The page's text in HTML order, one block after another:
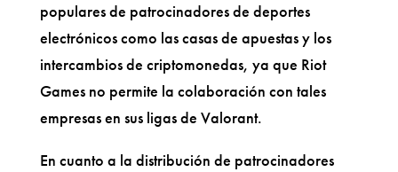
populares de patrocinadores de deportes
electrónicos como las casas de apuestas y los
intercambios de criptomonedas, ya que Riot
Games no permite la colaboración con tales
empresas en sus ligas de Valorant.
En cuanto a la distribución de patrocinadores